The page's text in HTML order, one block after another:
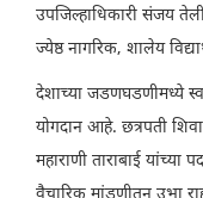
उपजिल्हाधिकारी संजय
ज्येष्ठ नागरिक, शालेय
देशाच्या जडणघडणीमध्ये
योगदान आहे. छत्रपती
महाराणी ताराबाई यांच्या